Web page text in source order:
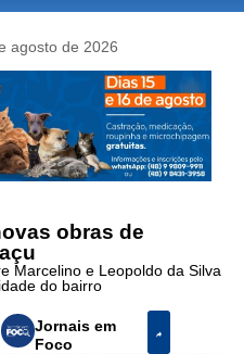
agosto de 2026
obras de
Marcelino e Leopoldo da Silva
do bairro
Jornais em
Foco